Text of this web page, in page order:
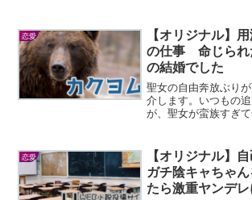
恋愛
【オリジナル】
の仕事 命じられ
の結婚でした
聖女の自由奔放ぶり
介します。いつもの
が、聖女が蛮族すぎ
りません。ギャグ全
恋愛
【オリジナル】
ガチ陰キャちゃ
たら激重ヤンデ